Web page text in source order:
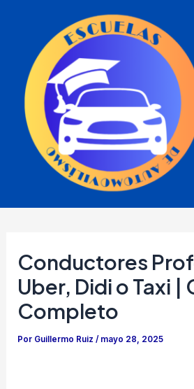
contenido
Conductores
Uber, Didi o Taxi |
Completo
Por Guillermo Ruiz/ mayo 28, 2025